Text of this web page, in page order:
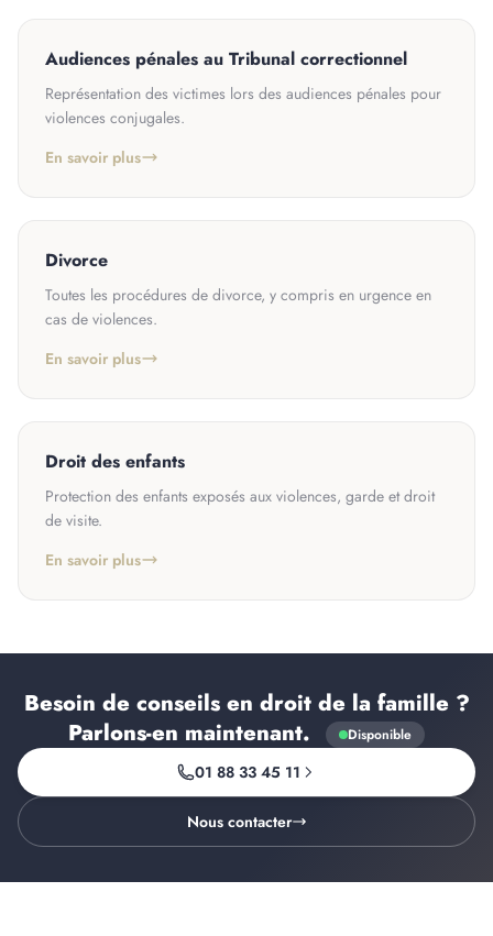
Audiences pénales au Tribunal correctionnel
Représentation des victimes lors des audiences pénales pour
violences conjugales.
En savoir plus
Divorce
Toutes les procédures de divorce, y compris en urgence en
cas de violences.
En savoir plus
Droit des enfants
Protection des enfants exposés aux violences, garde et droit
de visite.
En savoir plus
Besoin de conseils en droit de la famille ?
Parlons-en maintenant. Disponible
01 88 33 45 11
Nous contacter